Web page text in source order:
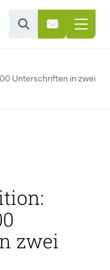
 
Unterschriften in zwei
zwei